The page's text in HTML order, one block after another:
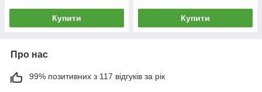
Купити Купити
Про нас
99% позитивних з 117 відгуків за рік